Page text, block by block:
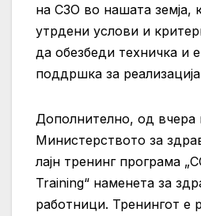
на СЗО во нашата земја,
утрдени услови и
да обезбеди техничка и
поддршка за реализација
Дополнително, од вчера
Министерството за
лајн тренинг програма
Training“ наменета за
работници. Тренингот е